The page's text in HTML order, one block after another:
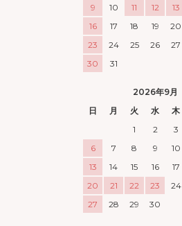
9
10 11 12 13
16
17 18 19 20
23
24 25 26 27
30
31
2026年9月
日
月 火 水 木
1
2 3
6
7 8 9 10
13
14 15 16 17
20
21 22 23 24
27
28 29 30